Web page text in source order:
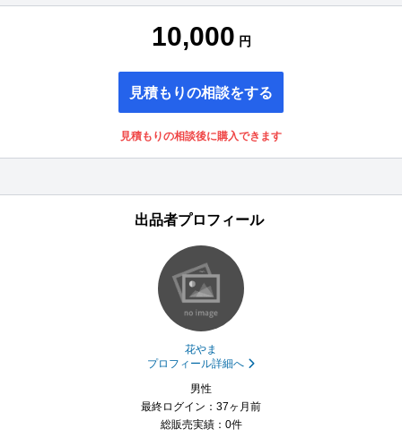
10,000 円
見積もりの相談をする
見積もりの相談後に購入できます
出品者プロフィール
花やま
プロフィール詳細へ
男性
最終ログイン：37ヶ月前
総販売実績：0件